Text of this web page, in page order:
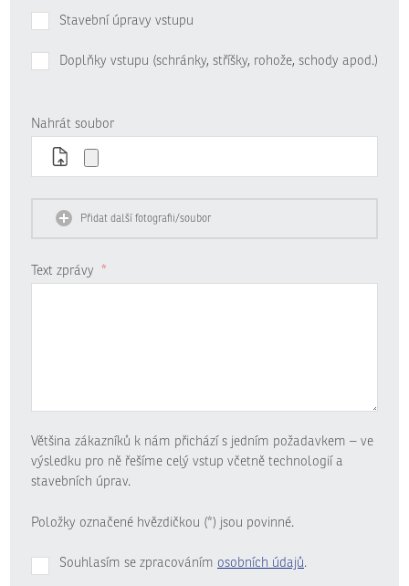
Stavební úpravy vstupu
Doplňky vstupu (schránky, stříšky, rohože, schody apod.)
Nahrát soubor
Přidat další fotografii/soubor
Text zprávy *
Většina zákazníků k nám přichází s jedním požadavkem – ve
výsledku pro ně řešíme celý vstup včetně technologií a
stavebních úprav.
Položky označené hvězdičkou (*) jsou povinné.
Souhlasím se zpracováním osobních údajů.